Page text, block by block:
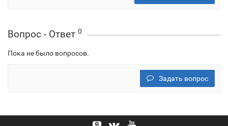
Вопрос - Ответ 0
Пока не было вопросов.
Задать вопрос